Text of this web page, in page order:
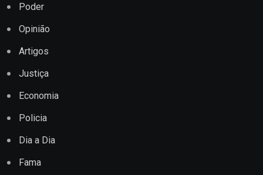
Poder
Opinião
Artigos
Justiça
Economia
Policia
Dia a Dia
Fama